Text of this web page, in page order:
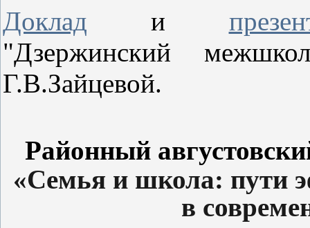
Доклад и
"Дзержинский
Г.В.Зайцевой.
Районный
«Семья и школа: пути
в